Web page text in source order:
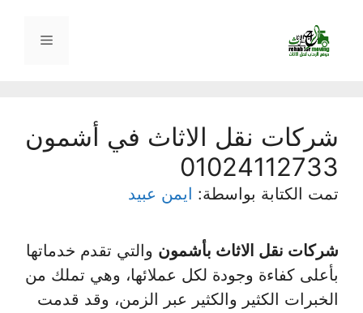
المحتوى
القائمة
شركات نقل الاثاث في أشمون
01024112733
تمت الكتابة بواسطة: ايمن عبيد
شركات نقل الاثاث بأشمون والتي تقدم خدماتها
بأعلى كفاءة وجودة لكل عملائها، وهي تملك من
الخبرات الكثير والكثير عبر الزمن، وقد قدمت